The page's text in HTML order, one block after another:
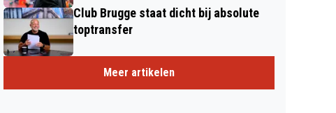
Club Brugge staat dicht bij absolute
toptransfer
Meer artikelen